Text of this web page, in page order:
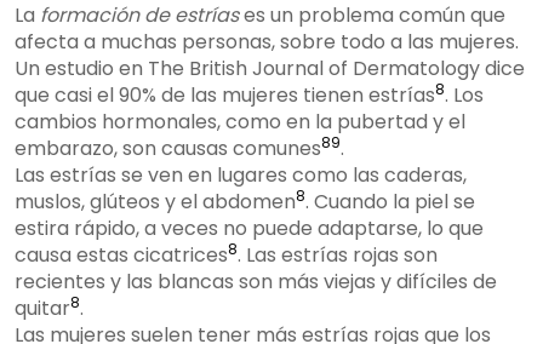
La formación de estríases un problema común que
afecta a muchas personas, sobre todo a las mujeres.
Un estudio en The British Journal of Dermatology dice
que casi el 90% de las mujeres tienen estrías8. Los
cambios hormonales, como en la pubertad y el
embarazo, son causas comunes89.
Las estrías se ven en lugares como las caderas,
muslos, glúteos y el abdomen8. Cuando la piel se
estira rápido, a veces no puede adaptarse, lo que
causa estas cicatrices8. Las estrías rojas son
recientes y las blancas son más viejas y difíciles de
quitar8.
Las mujeres suelen tener más estrías rojas que los